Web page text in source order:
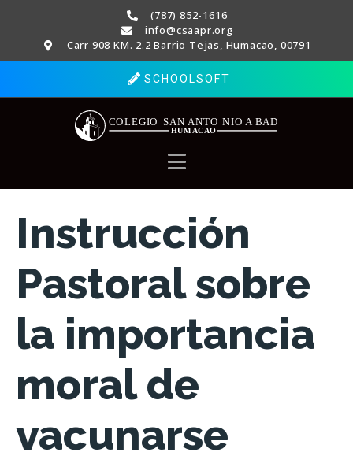
(787) 852-1616
info@csaapr.org
Carr 908 KM. 2.2 Barrio Tejas, Humacao, 00791
SCHOOLSOFT
Instrucción
Pastoral sobre
la importancia
moral de
vacunarse